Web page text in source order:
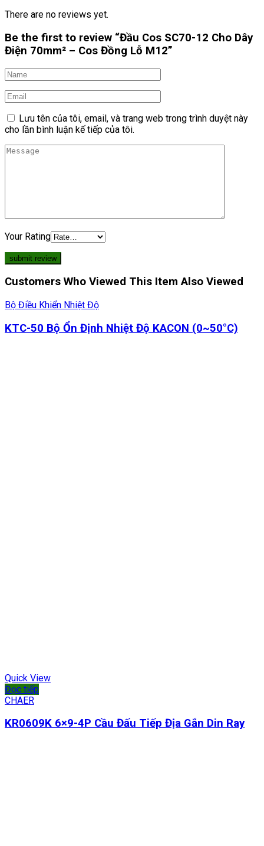
There are no reviews yet.
Be the first to review “Đầu Cos SC70-12 Cho Dây
Điện 70mm² – Cos Đồng Lỗ M12”
Lưu tên của tôi, email, và trang web trong trình duyệt này
cho lần bình luận kế tiếp của tôi.
Your Rating
Customers Who Viewed This Item Also Viewed
Bộ Điều Khiển Nhiệt Độ
KTC-50 Bộ Ổn Định Nhiệt Độ KACON (0~50°C)
Quick View
Đọc tiếp
CHAER
KR0609K 6×9-4P Cầu Đấu Tiếp Địa Gắn Din Ray